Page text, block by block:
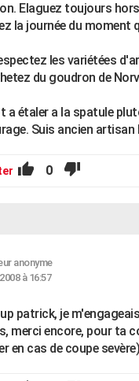
Elaguez toujours
la journée du moment
les variétées
du goudron de
a étaler a la spatule
Suis ancien
0
anonyme
à 16:57
patrick, je
merci encore, pour ta
en cas de coupe